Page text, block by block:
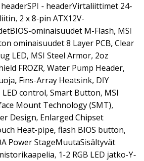
- headerVirtaliittimet 24-
2 x 8-pin ATX12V-
ominaisuudet M-Flash, MSI
ominaisuudet 8 Layer PCB, Clear
LED, MSI Steel Armor, 2oz
FROZR, Water Pump Header,
Fins-Array Heatsink, DIY
LED control, Smart Button, MSI
Mount Technology (SMT),
Design, Enlarged Chipset
Heat-pipe, flash BIOS button,
Power StageMuutaSisältyvät
1-2 RGB LED jatko-Y-